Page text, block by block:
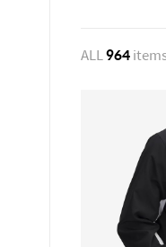
ALL964